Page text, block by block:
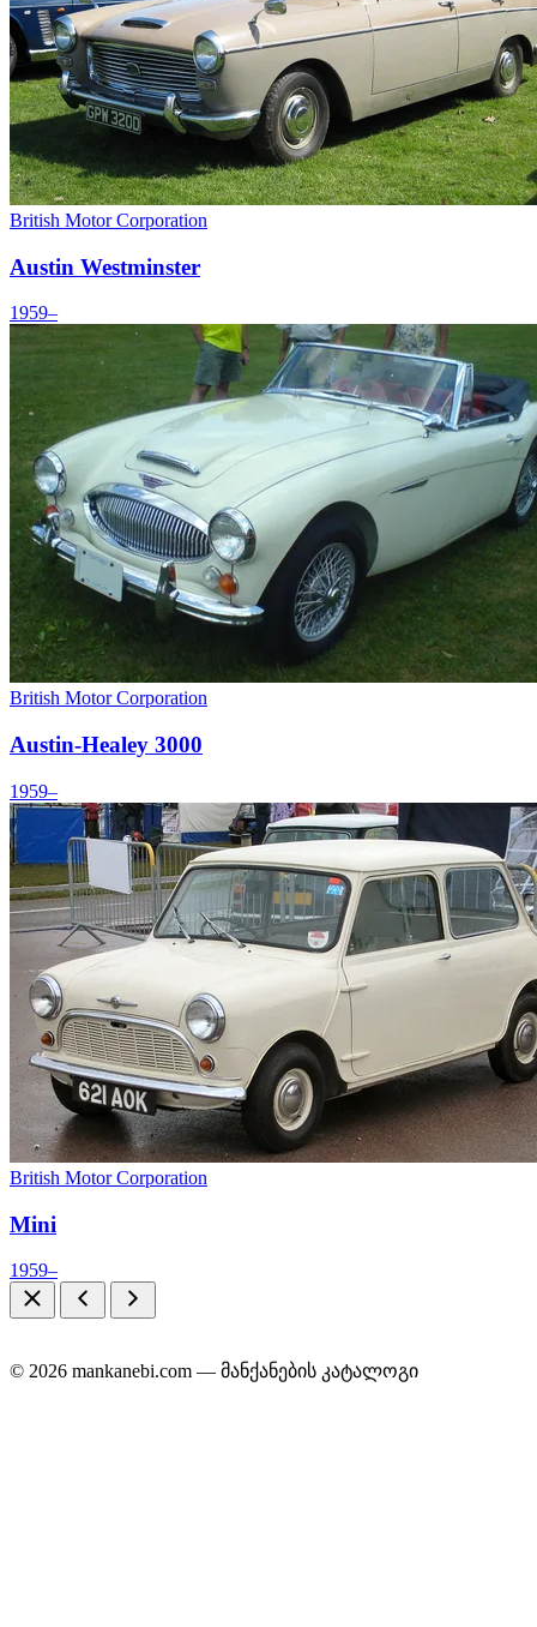
British Motor Corporation
Austin Westminster
1959–
British Motor Corporation
Austin-Healey 3000
1959–
British Motor Corporation
Mini
1959–
© 2026 mankanebi.com — მანქანების კატალოგი